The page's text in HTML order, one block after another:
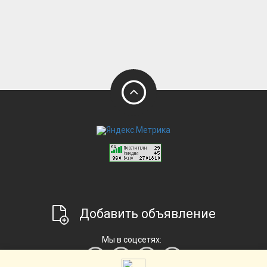
Добавить объявление
Мы в соцсетях: